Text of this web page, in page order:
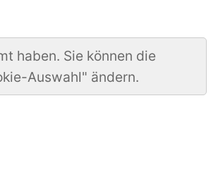
haben. Sie können die
Auswahl" ändern.